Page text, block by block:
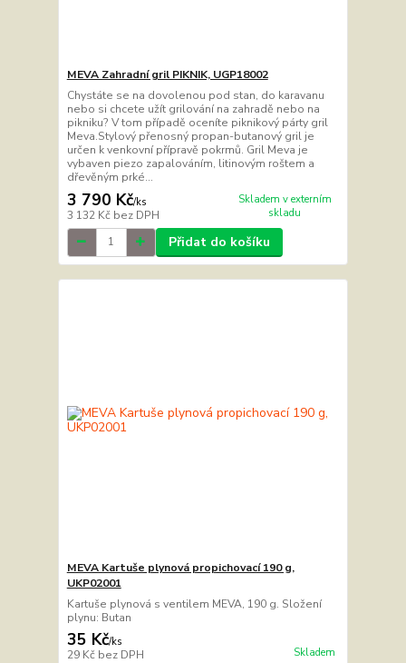
MEVA Zahradní gril PIKNIK, UGP18002
Chystáte se na dovolenou pod stan, do karavanu
nebo si chcete užít grilování na zahradě nebo na
pikniku? V tom případě oceníte piknikový párty gril
Meva.Stylový přenosný propan-butanový gril je
určen k venkovní přípravě pokrmů. Gril Meva je
vybaven piezo zapalováním, litinovým roštem a
dřevěným prké...
3 790 Kč/ks
3 132 Kč bez DPH
Skladem v externím
skladu
Přidat do košíku
MEVA Kartuše plynová propichovací 190 g,
UKP02001
Kartuše plynová s ventilem MEVA, 190 g. Složení
plynu: Butan
35 Kč/ks
29 Kč bez DPH Skladem